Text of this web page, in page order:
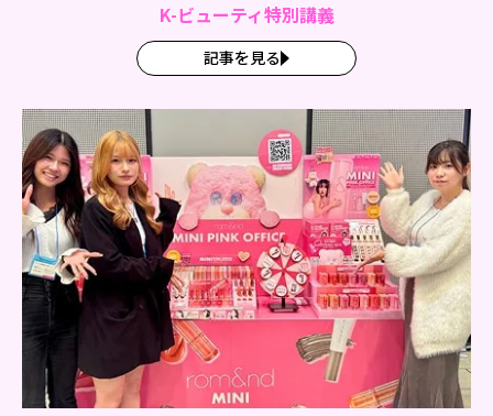
K-ビューティ特別講義
記事を見る